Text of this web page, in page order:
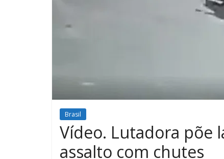
Brasil
Vídeo. Lutadora põe
assalto com chutes